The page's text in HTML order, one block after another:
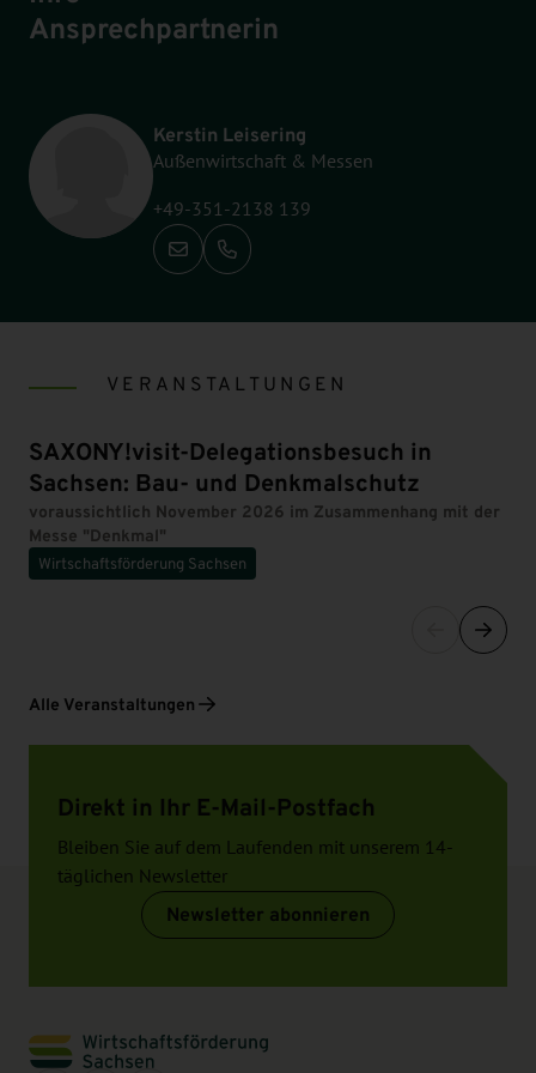
Ansprechpartnerin
Kerstin Leisering
Außenwirtschaft & Messen
+49-351-2138 139
Anrufen: +49-351-2138 139
VERANSTALTUNGEN
SAXONY!visit-Delegationsbesuch in
Sachsen: Bau- und Denkmalschutz
voraussichtlich November 2026 im Zusammenhang mit der
Messe "Denkmal"
Wirtschaftsförderung Sachsen
Alle Veranstaltungen
Direkt in Ihr E-Mail-Postfach
Bleiben Sie auf dem Laufenden mit unserem 14-
täglichen Newsletter
Newsletter abonnieren